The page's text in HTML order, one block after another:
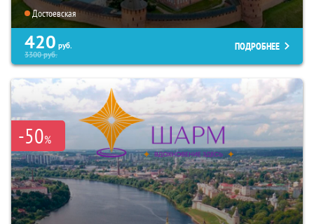
Достоевская
420 руб.
3300руб.
ПОДРОБНЕЕ
-50%